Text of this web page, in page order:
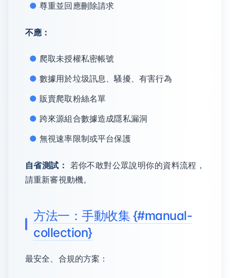
尊重並回應刪除請求
不應：
爬取未授權私密帳號
數據用於垃圾訊息、騷擾、有害行為
販賣爬取粉絲名單
跨來源組合數據造成隱私漏洞
無視速率限制或平台保護
自省測試： 若你不敢對公眾說明你的資料流程，
請重新審視動機。
方法一：手動收集 {#manual-
collection}
最安全、合規的方案：